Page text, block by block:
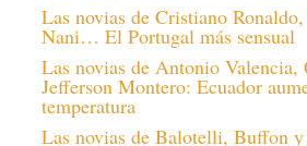
Las novias de Cristiano
Nani… El Portugal más sensual
Las novias de Antonio Valencia,
Jefferson Montero: Ecuador
temperatura
Las novias de Balotelli, Buffon